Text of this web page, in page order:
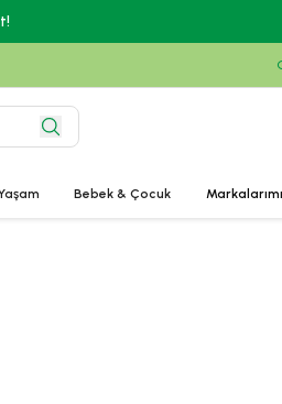
kullan, ilk alışverişinde %10 indirimi
Bebek & Çocuk